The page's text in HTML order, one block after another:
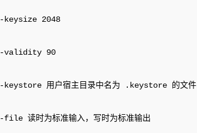
-keysize 2048
-validity 90
-keystore 用户宿主目录中名为 .keystore 的文件
-file 读时为标准输入，写时为标准输出